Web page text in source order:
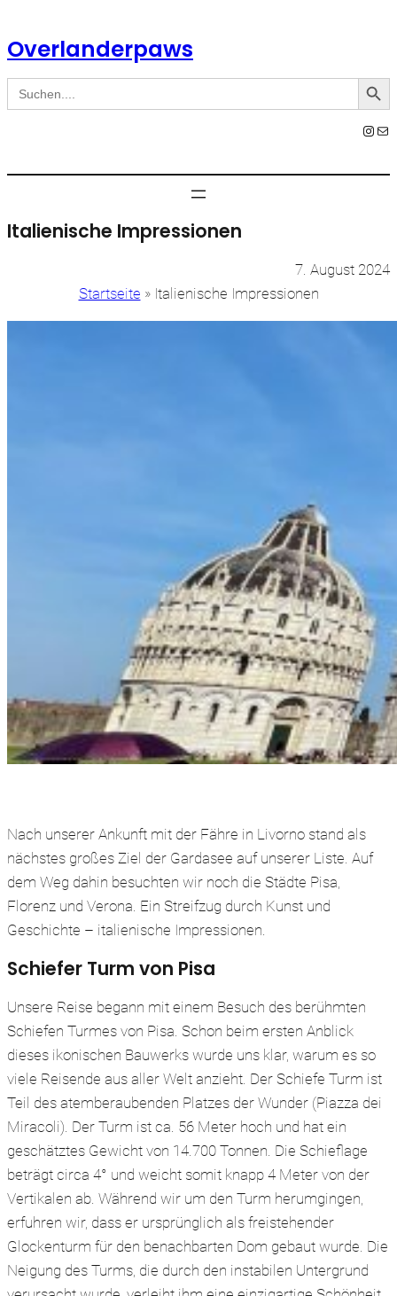
Inhalt
springen
Overlanderpaws
Search
for:
Search Button
Instagram
Italienische Impressionen
7. August 2024
Startseite » Italienische Impressionen
Nach unserer Ankunft mit der Fähre in Livorno stand als
nächstes großes Ziel der Gardasee auf unserer Liste. Auf
dem Weg dahin besuchten wir noch die Städte Pisa,
Florenz und Verona. Ein Streifzug durch Kunst und
Geschichte – italienische Impressionen.
Schiefer Turm von Pisa
Unsere Reise begann mit einem Besuch des berühmten
Schiefen Turmes von Pisa. Schon beim ersten Anblick
dieses ikonischen Bauwerks wurde uns klar, warum es so
viele Reisende aus aller Welt anzieht. Der Schiefe Turm ist
Teil des atemberaubenden Platzes der Wunder (Piazza dei
Miracoli). Der Turm ist ca. 56 Meter hoch und hat ein
geschätztes Gewicht von 14.700 Tonnen. Die Schieflage
beträgt circa 4° und weicht somit knapp 4 Meter von der
Vertikalen ab. Während wir um den Turm herumgingen,
erfuhren wir, dass er ursprünglich als freistehender
Glockenturm für den benachbarten Dom gebaut wurde. Die
Neigung des Turms, die durch den instabilen Untergrund